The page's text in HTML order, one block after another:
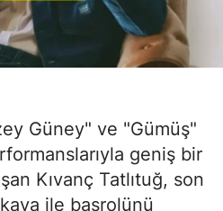
Güney" ve "Gümüş"
geniş bir
Kıvanç Tatlıtuğ, son
ile başrolünü